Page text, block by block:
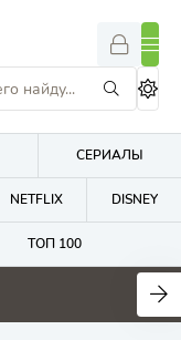
СЕРИАЛЫ
NETFLIX DISNEY
ТОП 100